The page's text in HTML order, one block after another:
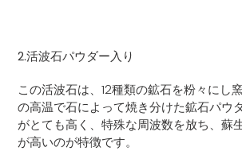
2.活波石パウダー入り
この活波石は、 12種類の鉱石を粉々にし
の高温で石によって焼き分けた鉱石パウ
がとても高く、特殊な周波数を放ち、蘇
が高いのが特徴です。